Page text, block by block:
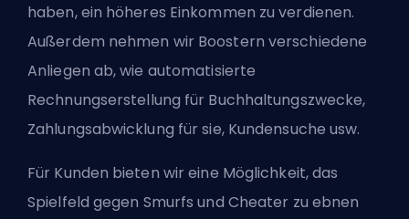
haben, ein höheres Einkommen zu verdienen.
Außerdem nehmen wir Boostern verschiedene
Anliegen ab, wie automatisierte
Rechnungserstellung für Buchhaltungszwecke,
Zahlungsabwicklung für sie, Kundensuche usw.
Für Kunden bieten wir eine Möglichkeit, das
Spielfeld gegen Smurfs und Cheater zu ebnen